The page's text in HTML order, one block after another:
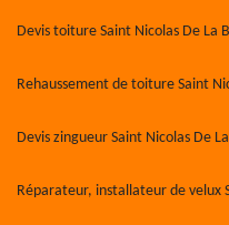
Devis toiture Saint Nicolas De La
Rehaussement de toiture Saint
Devis zingueur Saint Nicolas De
Réparateur, installateur de velux